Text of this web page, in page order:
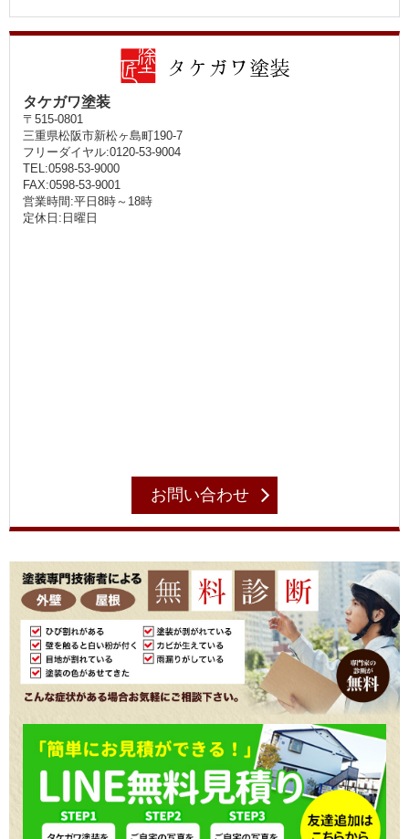
タケガワ塗装
〒515-0801
三重県松阪市新松ヶ島町190-7
フリーダイヤル:0120-53-9004
TEL:0598-53-9000
FAX:0598-53-9001
営業時間:平日8時～18時
定休日:日曜日
お問い合わせ